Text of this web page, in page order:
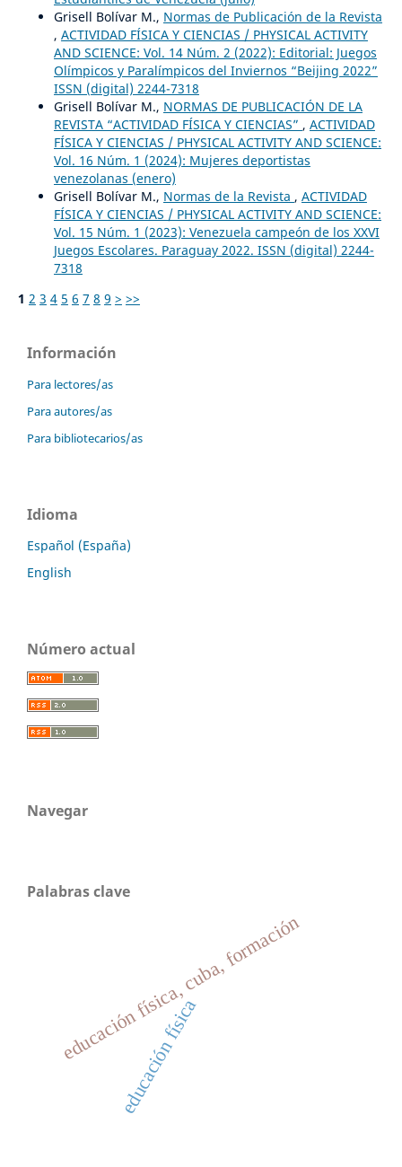
Grisell Bolívar M., Normas de Publicación de la Revista
, ACTIVIDAD FÍSICA Y CIENCIAS / PHYSICAL ACTIVITY
AND SCIENCE: Vol. 14 Núm. 2 (2022): Editorial: Juegos
Olímpicos y Paralímpicos del Inviernos “Beijing 2022”
ISSN (digital) 2244-7318
Grisell Bolívar M., NORMAS DE PUBLICACIÓN DE LA
REVISTA “ACTIVIDAD FÍSICA Y CIENCIAS” , ACTIVIDAD
FÍSICA Y CIENCIAS / PHYSICAL ACTIVITY AND SCIENCE:
Vol. 16 Núm. 1 (2024): Mujeres deportistas
venezolanas (enero)
Grisell Bolívar M., Normas de la Revista , ACTIVIDAD
FÍSICA Y CIENCIAS / PHYSICAL ACTIVITY AND SCIENCE:
Vol. 15 Núm. 1 (2023): Venezuela campeón de los XXVI
Juegos Escolares. Paraguay 2022. ISSN (digital) 2244-
7318
1 2 3 4 5 6 7 8 9 > >>
Información
Para lectores/as
Para autores/as
Para bibliotecarios/as
Idioma
Español (España)
English
Número actual
Navegar
Palabras clave
educación física
educación física, cuba, formación